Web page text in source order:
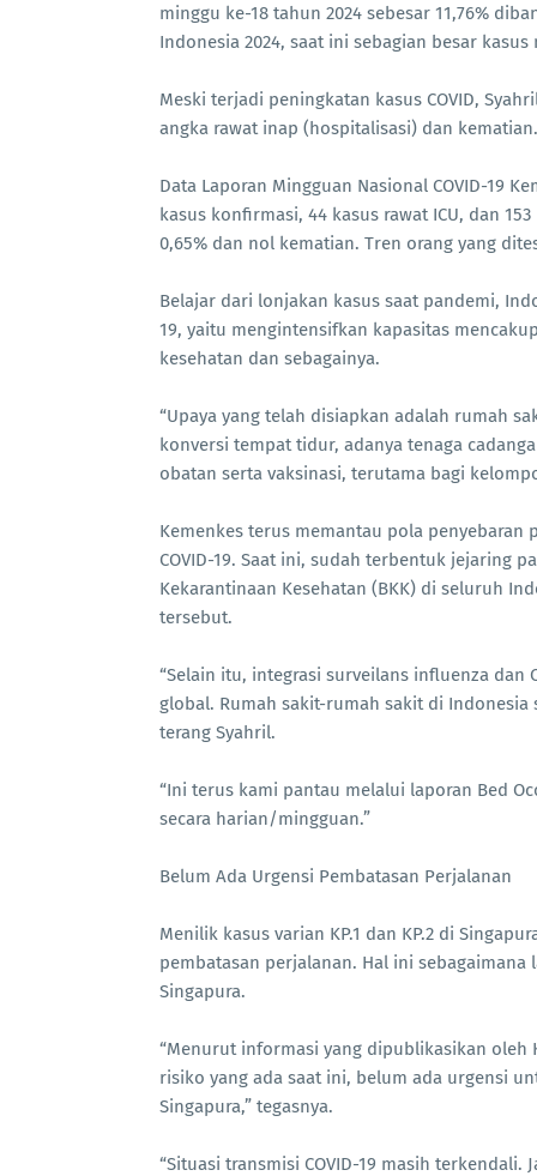
minggu ke-18 tahun 2024 sebesar 11,76%
Indonesia 2024, saat ini sebagian besar
Meski terjadi peningkatan kasus COVID,
angka rawat inap (hospitalisasi) dan kematian.
Data Laporan Mingguan Nasional COVID-19
kasus konfirmasi, 44 kasus rawat ICU, dan
0,65% dan nol kematian. Tren orang yang
Belajar dari lonjakan kasus saat pandemi,
19, yaitu mengintensifkan kapasitas
kesehatan dan sebagainya.
“Upaya yang telah disiapkan adalah rumah
konversi tempat tidur, adanya tenaga
obatan serta vaksinasi, terutama bagi
Kemenkes terus memantau pola penyebaran
COVID-19. Saat ini, sudah terbentuk jejaring
Kekarantinaan Kesehatan (BKK) di seluruh
tersebut.
“Selain itu, integrasi surveilans influenza dan
global. Rumah sakit-rumah sakit di
terang Syahril.
“Ini terus kami pantau melalui laporan Bed
secara harian/mingguan.”
Belum Ada Urgensi Pembatasan Perjalanan
Menilik kasus varian KP.1 dan KP.2 di
pembatasan perjalanan. Hal ini
Singapura.
“Menurut informasi yang dipublikasikan oleh
risiko yang ada saat ini, belum ada urgensi
Singapura,” tegasnya.
“Situasi transmisi COVID-19 masih